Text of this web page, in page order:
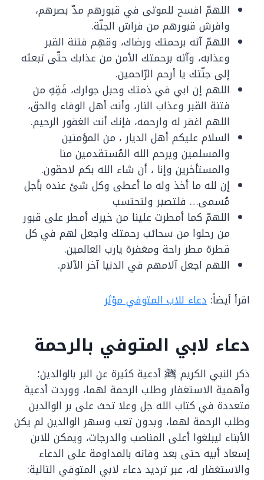
اللهمّ افسح للموتى في قبورهم مدّ بصرهم،
وافرش قبورهم من فراش الجنّة.
اللهمّ آته برحمتك ورضاك، وقهِم فتنة القبر
وعذابه، وآته برحمتك الأمن من عذابك حتّى تبعثه
إلى جنّتك يا أرحم الرّاحمين.
اللهم إن ابي في ذمتك وحبل جوارك، فَقِهِ من
فتنة القبر وعذاب النار، وأنت أهل الوفاء والحق،
اللهم اغفر له وارحمه، فإنك أنت الغفور الرحيم.
السلام عليكم أهل الديار ، من المؤمنين
والمسلمين ويرحم الله المُستقدمين منا
والمستأخرين وإنا ، أن شاء الله بكم لاحقون.
إن لله ما أخذ وله ما أعطى وكل شئ عنده بأجل
مُسمى… فلتصبر ولتحتسب
اللهمّ كما أمطرت علينا من خيرك أمطر على قبور
من رحلوا من سحائب رحمتك واجعل لهم في كل
قطرة مطر راحة ومغفرة يارب العالمين.
اللهم اجعل آلامهم في الدنيا آخر الآلام.
اقرأ أيضاً: دعاء للاب المتوفي مؤثر
دعاء لابي المتوفي بالرحمة
ذكر النبي الكريم ﷺ أدعية كثيرة عن البر بالوالدين؛
وأهمية الاستغفار وطلب الرحمة لهما، ووردت أدعية
متعددة في كتاب الله جل وعلا تحث على بر الوالدين
وطلب الرحمة لهما، وبدون تعب وسهر الوالدين لم يكن
الأبناء ليبلغوا أعلى المناصب والدرجات، ويمكن للابن
إسعاد أبيه حتى بعد وفاته بالمداومة على الدعاء
والاستغفار له، عبر ترديد دعاء لابي المتوفي التالية: